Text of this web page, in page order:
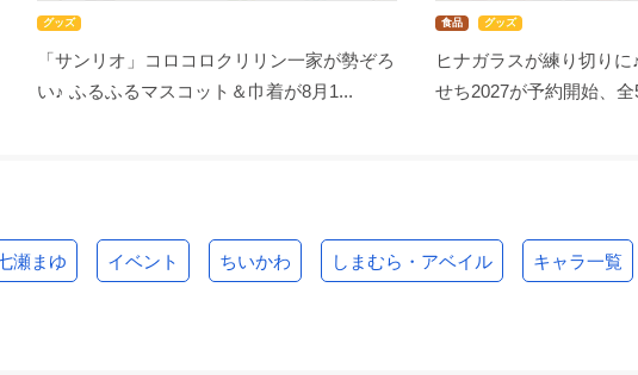
グッズ
「サンリオ」コロコロクリリン一家が勢ぞろ
い♪ ふるふるマスコット＆巾着が8月1...
食品 グッズ
ヒナガラスが練り切り
せち2027が予約開始、全
瀬まゆ イベント ちいかわ しまむら・アベイル キャラ一覧